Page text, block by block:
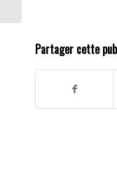
Partager cette